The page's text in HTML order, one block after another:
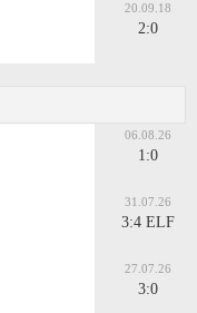
20.09.18
2:0
06.08.26
1:0
31.07.26
3:4 ELF
27.07.26
3:0